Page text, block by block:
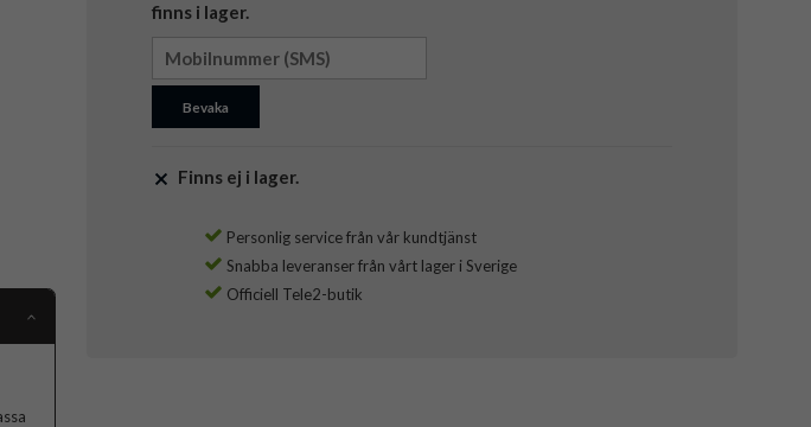
finns i lager.
Bevaka
Finns ej i lager.
Personlig service från vår kundtjänst
Snabba leveranser från vårt lager i Sverige
Officiell Tele2-butik